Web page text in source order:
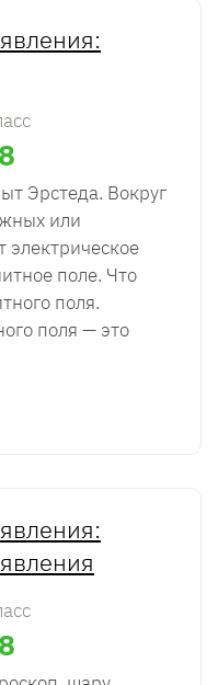
8
Эрстеда. Вокруг
или
поле. Что
поля.
поля — это
8